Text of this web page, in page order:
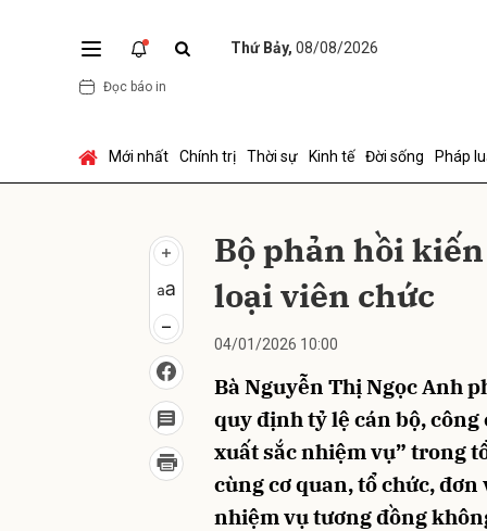
Thứ Bảy, 08/08/2026
Đọc báo in
Mới nhất Chính trị Thời sự Kinh tế Đời sống Pháp
Bộ phản hồi
loại viên chức
04/01/2026 10:00
Bà Nguyễn Thị Ngọc Anh
quy định tỷ lệ cán bộ,
xuất sắc nhiệm vụ” trong
cùng cơ quan, tổ chức,
nhiệm vụ tương đồng